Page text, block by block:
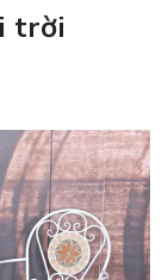
trời